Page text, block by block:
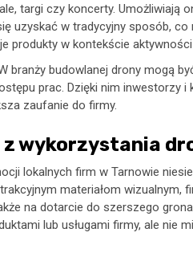
targi czy koncerty. Umożliwiają
uzyskać w tradycyjny sposób,
produkty w kontekście aktywności
branży budowlanej drony mogą
prac. Dzięki nim inwestorzy i
zaufanie do firmy.
z wykorzystania
lokalnych firm w Tarnowie
materiałom wizualnym,
na dotarcie do szerszego
lub usługami firmy, ale nie